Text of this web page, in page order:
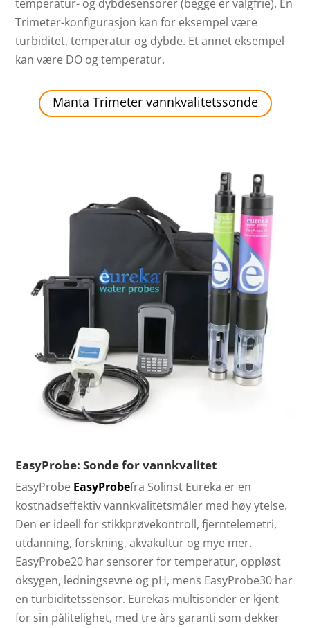
temperatur- og dybdesensorer (begge er valgfrie). En
Trimeter-konfigurasjon kan for eksempel være
turbiditet, temperatur og dybde. Et annet eksempel
kan være DO og temperatur.
Manta Trimeter vannkvalitetssonde
EasyProbe: Sonde for vannkvalitet
EasyProbe EasyProbefra Solinst Eureka er en
kostnadseffektiv vannkvalitetsmåler med høy ytelse.
Den er ideell for stikkprøvekontroll, fjerntelemetri,
utdanning, forskning, akvakultur og mye mer.
EasyProbe20 har sensorer for temperatur, oppløst
oksygen, ledningsevne og pH, mens EasyProbe30 har
en turbiditetssensor. Eurekas multisonder er kjent
for sin pålitelighet, med tre års garanti som dekker